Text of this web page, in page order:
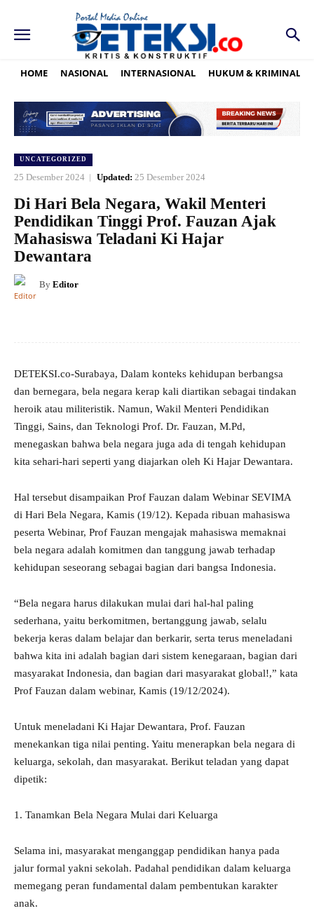
HOME NASIONAL INTERNASIONAL HUKUM & KRIMINAL
UNCATEGORIZED
25 Desember 2024 Updated: 25 Desember 2024
Di Hari Bela Negara, Wakil Menteri
Pendidikan Tinggi Prof. Fauzan Ajak
Mahasiswa Teladani Ki Hajar
Dewantara
By Editor
DETEKSI.co-Surabaya, Dalam konteks kehidupan berbangsa
dan bernegara, bela negara kerap kali diartikan sebagai tindakan
heroik atau militeristik. Namun, Wakil Menteri Pendidikan
Tinggi, Sains, dan Teknologi Prof. Dr. Fauzan, M.Pd,
menegaskan bahwa bela negara juga ada di tengah kehidupan
kita sehari-hari seperti yang diajarkan oleh Ki Hajar Dewantara.
Hal tersebut disampaikan Prof Fauzan dalam Webinar SEVIMA
di Hari Bela Negara, Kamis (19/12). Kepada ribuan mahasiswa
peserta Webinar, Prof Fauzan mengajak mahasiswa memaknai
bela negara adalah komitmen dan tanggung jawab terhadap
kehidupan seseorang sebagai bagian dari bangsa Indonesia.
“Bela negara harus dilakukan mulai dari hal-hal paling
sederhana, yaitu berkomitmen, bertanggung jawab, selalu
bekerja keras dalam belajar dan berkarir, serta terus meneladani
bahwa kita ini adalah bagian dari sistem kenegaraan, bagian dari
masyarakat Indonesia, dan bagian dari masyarakat global!,” kata
Prof Fauzan dalam webinar, Kamis (19/12/2024).
Untuk meneladani Ki Hajar Dewantara, Prof. Fauzan
menekankan tiga nilai penting. Yaitu menerapkan bela negara di
keluarga, sekolah, dan masyarakat. Berikut teladan yang dapat
dipetik:
1. Tanamkan Bela Negara Mulai dari Keluarga
Selama ini, masyarakat menganggap pendidikan hanya pada
jalur formal yakni sekolah. Padahal pendidikan dalam keluarga
memegang peran fundamental dalam pembentukan karakter
anak.